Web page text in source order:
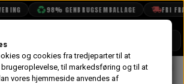
98% GENBRUGSEMBALLAGE FRI
Karrosseri Sider
og cookies fra tredjeparter til at
til markedsføring og til at
vores hjemmeside anvendes af